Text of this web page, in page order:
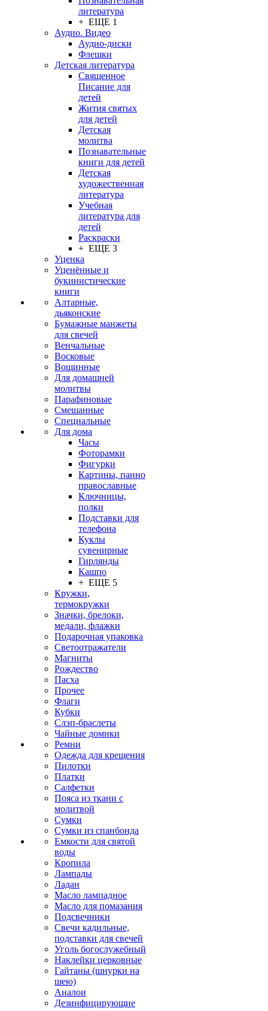
литература
+ ЕЩЕ 1
Аудио. Видео
Аудио-диски
Флешки
Детская литература
Священное
Писание для
детей
Жития святых
для детей
Детская
молитва
Познавательные
книги для детей
Детская
художественная
литература
Учебная
литература для
детей
Раскраски
+ ЕЩЕ 3
Уценка
Уценённые и
букинистические
книги
Алтарные,
дьяконские
Бумажные манжеты
для свечей
Венчальные
Восковые
Вощинные
Для домашней
молитвы
Парафиновые
Смешанные
Специальные
Для дома
Часы
Фоторамки
Фигурки
Картины, панно
православные
Ключницы,
полки
Подставки для
телефона
Куклы
сувенирные
Гирлянды
Кашпо
+ ЕЩЕ 5
Кружки,
термокружки
Значки, брелоки,
медали, флажки
Подарочная упаковка
Светоотражатели
Магниты
Рождество
Пасха
Прочее
Флаги
Кубки
Слэп-браслеты
Чайные домики
Ремни
Одежда для крещения
Пилотки
Платки
Салфетки
Пояса из ткани с
молитвой
Сумки
Сумки из спанбонда
Емкости для святой
воды
Кропила
Лампады
Ладан
Масло лампадное
Масло для помазания
Подсвечники
Свечи кадильные,
подставки для свечей
Уголь богослужебный
Наклейки церковные
Гайтаны (шнурки на
шею)
Аналои
Дезинфицирующие